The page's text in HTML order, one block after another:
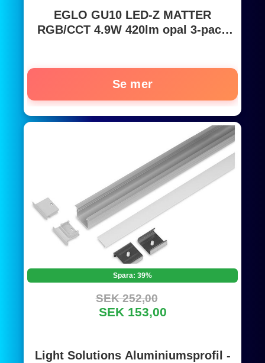
EGLO GU10 LED-Z MATTER
RGB/CCT 4.9W 420lm opal 3-pack
Se mer
Spara: 39%
SEK 252,00
SEK 153,00
Light Solutions Aluminiumsprofil -